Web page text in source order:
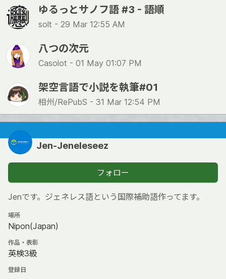
ゆるっとサノフ語 #3 - 語順
solt - 29 Mar 12:55 AM
八つの次元
Casolot - 01 May 01:07 PM
架空言語で小説を執筆#01
相州/RePubS - 31 Mar 12:54 PM
Jen-Jeneleseez
フォロー
Jenです。ジェネレス語という国際補助語作ってます。
場所
Nipon(Japan)
作品・表彰
英検3級
登録日